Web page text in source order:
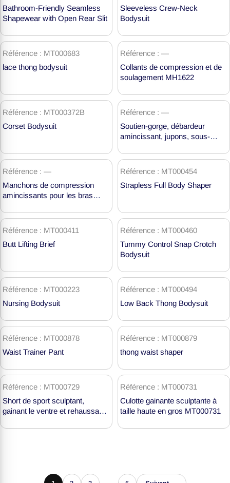
Bathroom-Friendly Seamless
Shapewear with Open Rear Slit
Sleeveless Crew-Neck
Bodysuit
Référence : MT000683
lace thong bodysuit
Référence : —
Collants de compression et de
soulagement MH1622
Référence : MT000372B
Corset Bodysuit
Référence : —
Soutien-gorge, débardeur
amincissant, jupons, sous-
MH1554
Référence : —
Manchons de compression
amincissants pour les bras
Référence : MT000454
Strapless Full Body Shaper
Référence : MT000411
Butt Lifting Brief
Référence : MT000460
Tummy Control Snap Crotch
Bodysuit
Référence : MT000223
Nursing Bodysuit
Référence : MT000494
Low Back Thong Bodysuit
Référence : MT000878
Waist Trainer Pant
Référence : MT000879
thong waist shaper
Référence : MT000729
Short de sport sculptant,
gainant le ventre et rehaussant
en gros MT000729
Référence : MT000731
Culotte gainante sculptante à
taille haute en gros MT000731